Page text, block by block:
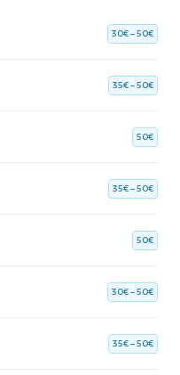
30€ – 50€
35€ – 50€
50€
35€ – 50€
50€
30€ – 50€
35€ – 50€